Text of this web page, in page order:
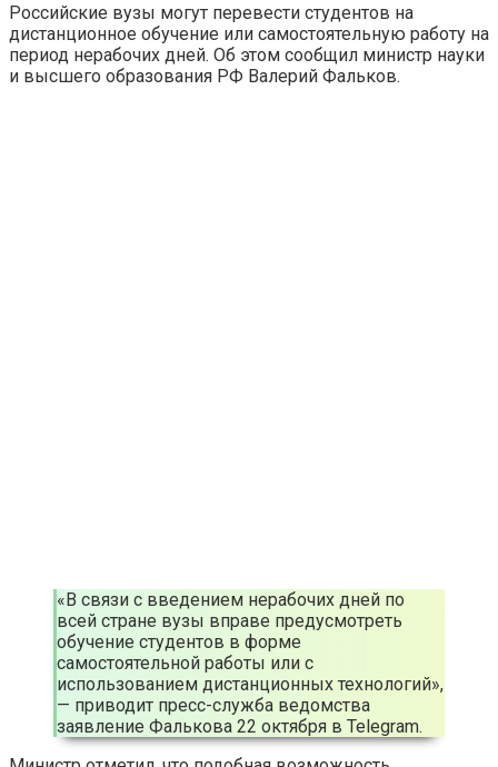
Российские вузы могут перевести студентов на
дистанционное обучение или самостоятельную работу на
период нерабочих дней. Об этом сообщил министр науки
и высшего образования РФ Валерий Фальков.
«В связи с введением нерабочих дней по
всей стране вузы вправе предусмотреть
обучение студентов в форме
самостоятельной работы или с
использованием дистанционных технологий»,
— приводит пресс-служба ведомства
заявление Фалькова 22 октября в Telegram.